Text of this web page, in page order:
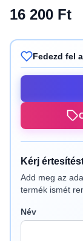
16 200 Ft
Fedezd fel
Kérj
Add meg az
termék ismét
Név